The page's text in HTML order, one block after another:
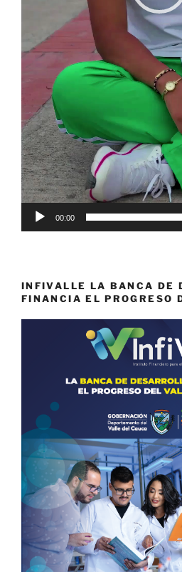
00:00
INFIVALLE LA BANCA DE
FINANCIA EL PROGRESO